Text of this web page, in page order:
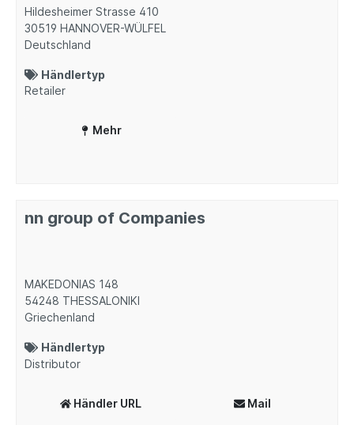
Hildesheimer Strasse 410
30519 HANNOVER-WÜLFEL
Deutschland
Händlertyp
Retailer
Mehr
nn group of Companies
MAKEDONIAS 148
54248 THESSALONIKI
Griechenland
Händlertyp
Distributor
Händler URL Mail